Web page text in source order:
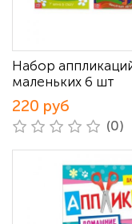
Набор
маленьких 6 шт
220 руб
(0)